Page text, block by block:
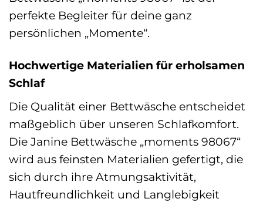
perfekte Begleiter für deine ganz
persönlichen „Momente“.
Hochwertige Materialien für erholsamen
Schlaf
Die Qualität einer Bettwäsche entscheidet
maßgeblich über unseren Schlafkomfort.
Die Janine Bettwäsche „moments 98067“
wird aus feinsten Materialien gefertigt, die
sich durch ihre Atmungsaktivität,
Hautfreundlichkeit und Langlebigkeit